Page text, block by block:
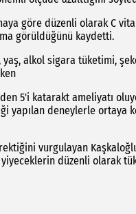
göre düzenli olarak C
görüldüğünü kaydetti.
alkol sigara tüketimi,
5'i katarakt ameliyatı
yapılan deneylerle ortaya
vurgulayan
düzenli olarak